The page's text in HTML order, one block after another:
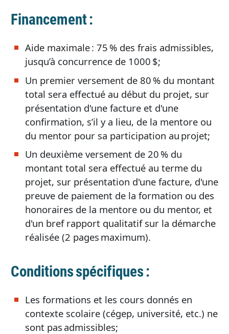
Financement :
Aide maximale : 75 % des frais admissibles,
jusqu’à concurrence de 1000 $;
Un premier versement de 80 % du montant
total sera effectué au début du projet, sur
présentation d'une facture et d'une
confirmation, s’il y a lieu, de la mentore ou
du mentor pour sa participation au projet;
Un deuxième versement de 20 % du
montant total sera effectué au terme du
projet, sur présentation d'une facture, d'une
preuve de paiement de la formation ou des
honoraires de la mentore ou du mentor, et
d'un bref rapport qualitatif sur la démarche
réalisée (2 pages maximum).
Conditions spécifiques :
Les formations et les cours donnés en
contexte scolaire (cégep, université, etc.) ne
sont pas admissibles;